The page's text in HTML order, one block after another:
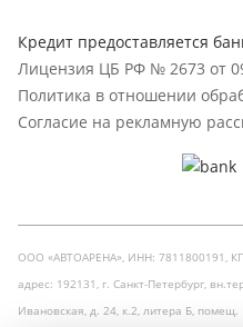
Кредит предоставляется
Лицензия ЦБ РФ № 2673 от
Политика в отношении
Согласие на рекламную
ООО «АВТОАРЕНА», ИНН: 7811800191,
адрес: 192131, г. Санкт-Петербург,
Ивановская, д. 24, к.2, литера Б, помещ.